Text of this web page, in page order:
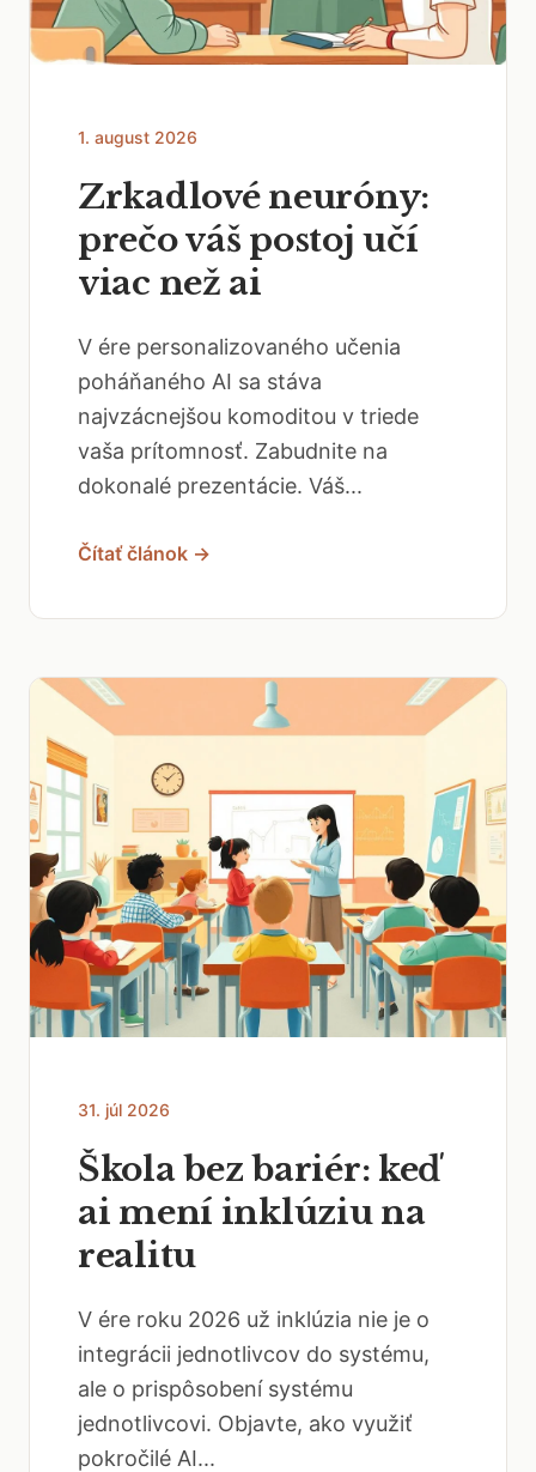
1. august 2026
Zrkadlové neuróny:
prečo váš postoj učí
viac než ai
V ére personalizovaného učenia
poháňaného AI sa stáva
najvzácnejšou komoditou v triede
vaša prítomnosť. Zabudnite na
dokonalé prezentácie. Váš...
Čítať článok →
31. júl 2026
Škola bez bariér: keď
ai mení inklúziu na
realitu
V ére roku 2026 už inklúzia nie je o
integrácii jednotlivcov do systému,
ale o prispôsobení systému
jednotlivcovi. Objavte, ako využiť
pokročilé AI...